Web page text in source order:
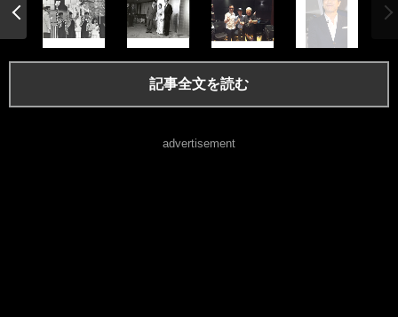
記事全文を読む
advertisement